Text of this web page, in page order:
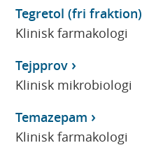
Tegretol (fri fraktion)
Klinisk farmakologi
Tejpprov
Klinisk mikrobiologi
Temazepam
Klinisk farmakologi